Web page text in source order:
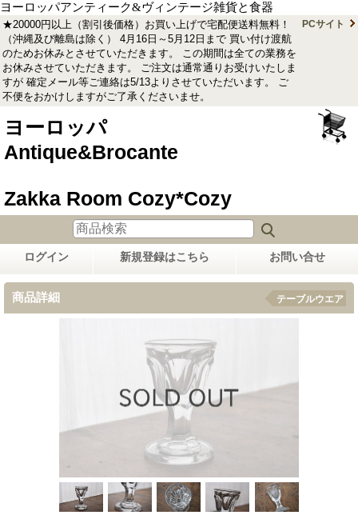
ヨーロッパアンティーク&ヴィンテージ雑貨と食器
★20000円以上（割引後価格）お買い上げで宅配便送料無料！
（沖縄及び離島は除く） 4月16日～5月12日まで 買い付け渡航
のためお休みとさせていただきます。 この期間は全ての業務を
お休みさせていただきます。 ご注文は通常通りお受けいたしま
すが 確定メール等ご連絡は5/13よりさせていただいます。 ご
不便をおかけしますがご了承くださいませ。
PCサイト
ヨーロッパ
Antique&Brocante
Zakka Room Cozy*Cozy
ログイン 新規登録はこちら お問い合せ
商品詳細 テーブルウエア